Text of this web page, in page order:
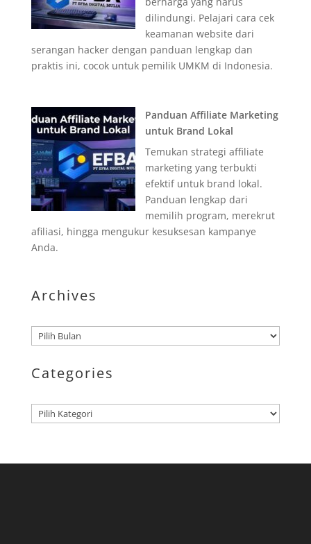
dilindungi. Pelajari cara cek
keamanan website dari
serangan hacker dengan panduan lengkap dan
praktis ini, cocok untuk pemilik UMKM di Indonesia.
Panduan Affiliate Marketing
untuk Brand Lokal
Temukan strategi affiliate
marketing yang terbukti
efektif untuk brand lokal.
Panduan lengkap dari
memilih program, merekrut
afiliasi, hingga mengukur kesuksesan kampanye
Anda.
Archives
Arsip
Categories
Kategori